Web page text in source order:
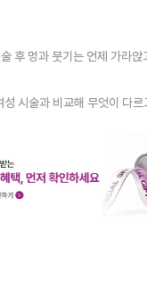
후 멍과 붓기는 언제 가라앉
시술과 비교해 무엇이 다르